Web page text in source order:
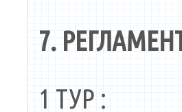
7.
1 ТУР :